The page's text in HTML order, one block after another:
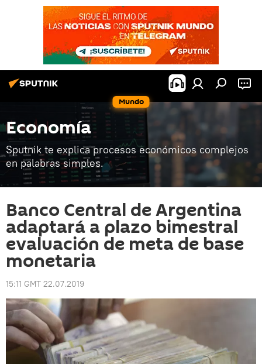
Mundo
Economía
Sputnik te explica procesos económicos complejos
en palabras simples.
Banco Central de Argentina
adaptará a plazo bimestral
evaluación de meta de base
monetaria
15:11 GMT 22.07.2019